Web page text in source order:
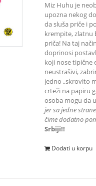
Miz Huhu je
upozna nekog
da sluša priče i
krempite, zlatnu
priča! Na taj
doprinosi
koji nose tipične
neustrašivi,
jedno „skrovito
crteži na papiru
osoba mogu da
jer sa jedne
čime dodatno
Srbiji!!
Dodati u korpu